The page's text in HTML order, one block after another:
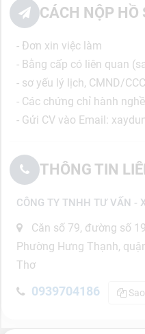
CÁCH NỘP HỒ
- Đơn xin việc làm
- Bằng cấp có liên quan
- sơ yếu lý lịch, CMND/
- Các chứng chỉ hành
- Gửi CV vào Email:
THÔNG TIN
CÔNG TY TNHH TƯ VẤN -
Căn số 79, đường số
Phường Hưng Thạnh,
Thơ
0939704186